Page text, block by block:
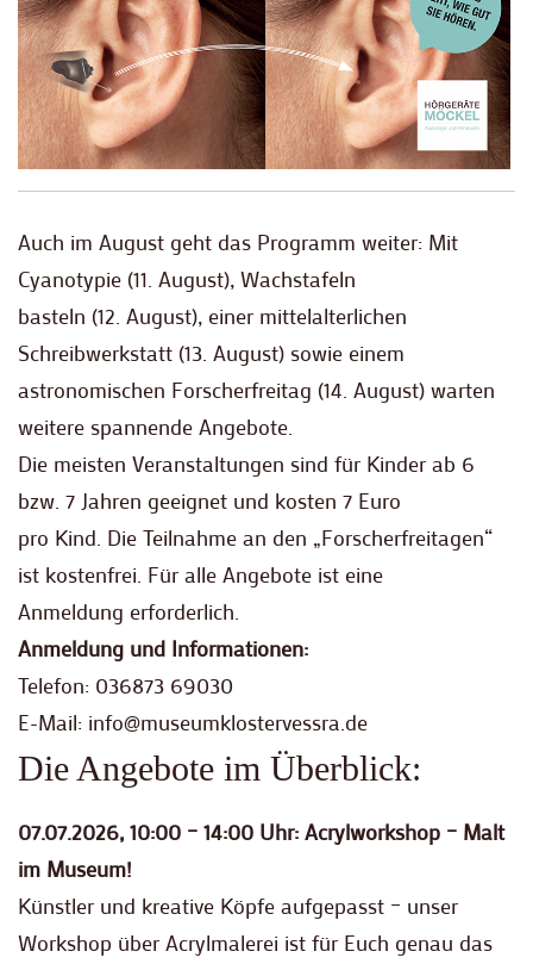
Auch im August geht das Programm weiter: Mit
Cyanotypie (11. August), Wachstafeln
basteln (12. August), einer mittelalterlichen
Schreibwerkstatt (13. August) sowie einem
astronomischen Forscherfreitag (14. August) warten
weitere spannende Angebote.
Die meisten Veranstaltungen sind für Kinder ab 6
bzw. 7 Jahren geeignet und kosten 7 Euro
pro Kind. Die Teilnahme an den „Forscherfreitagen“
ist kostenfrei. Für alle Angebote ist eine
Anmeldung erforderlich.
Anmeldung und Informationen:
Telefon: 036873 69030
E-Mail: info@museumklostervessra.de
Die Angebote im Überblick:
07.07.2026, 10:00 – 14:00 Uhr: Acrylworkshop – Malt
im Museum!
Künstler und kreative Köpfe aufgepasst – unser
Workshop über Acrylmalerei ist für Euch genau das